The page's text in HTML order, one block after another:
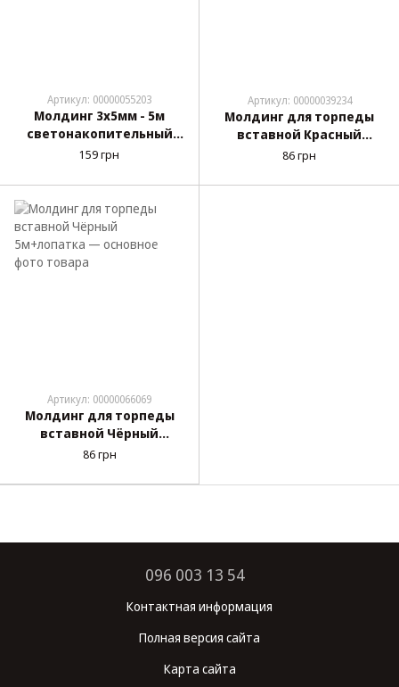
Артикул: 00000055203
Молдинг 3х5мм - 5м
светонакопительный
вставной в салон P31
159 грн
Артикул: 00000039234
Молдинг для торпеды
вставной Красный
5м+лопатка
86 грн
Артикул: 00000066069
Молдинг для торпеды
вставной Чёрный
5м+лопатка
86 грн
096 003 13 54
Контактная информация
Полная версия сайта
Карта сайта